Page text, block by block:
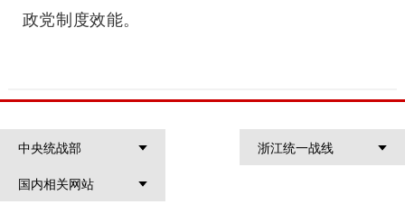
政党制度效能。
中央统战部
浙江统一战线
国内相关网站